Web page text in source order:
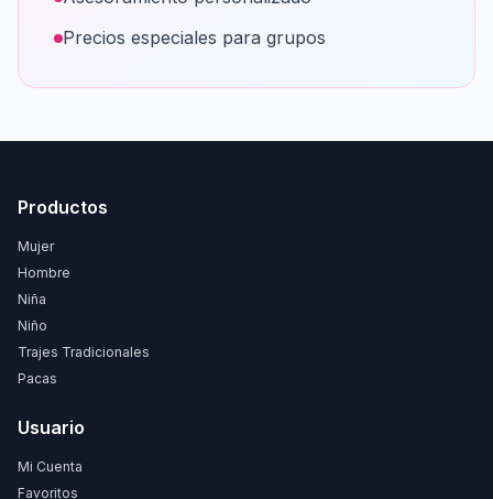
Precios especiales para grupos
Productos
Mujer
Hombre
Niña
Niño
Trajes Tradicionales
Pacas
Usuario
Mi Cuenta
Favoritos